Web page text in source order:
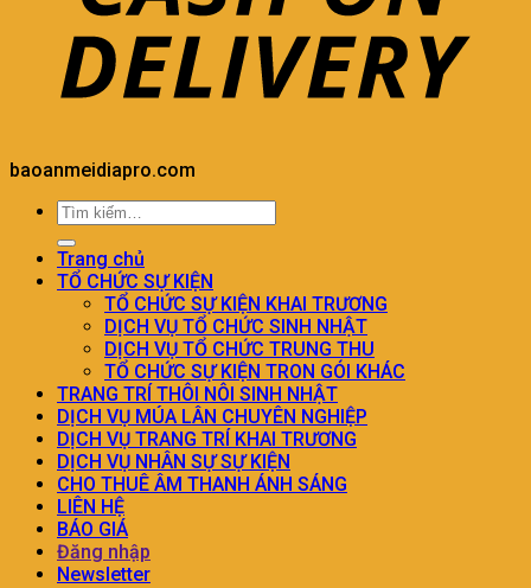
baoanmeidiapro.com
Trang chủ
TỔ CHỨC SỰ KIỆN
TỔ CHỨC SỰ KIỆN KHAI TRƯƠNG
DỊCH VỤ TỔ CHỨC SINH NHẬT
DỊCH VỤ TỔ CHỨC TRUNG THU
TỔ CHỨC SỰ KIỆN TRON GÓI KHÁC
TRANG TRÍ THÔI NÔI SINH NHẬT
DỊCH VỤ MÚA LÂN CHUYÊN NGHIỆP
DỊCH VỤ TRANG TRÍ KHAI TRƯƠNG
DỊCH VỤ NHÂN SỰ SỰ KIỆN
CHO THUÊ ÂM THANH ÁNH SÁNG
LIÊN HỆ
BÁO GIÁ
Đăng nhập
Newsletter